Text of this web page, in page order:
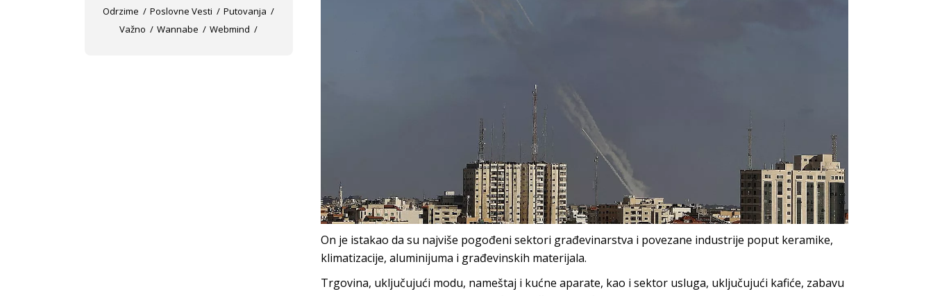
On je istakao da su najviše pogođeni sektori građevinarstva i povezane industrije poput keramike,
klimatizacije, aluminijuma i građevinskih materijala.
Trgovina, uključujući modu, nameštaj i kućne aparate, kao i sektor usluga, uključujući kafiće, zabavu
Odrzime
Poslovne Vesti
Putovanja
Važno
Wannabe Webmind